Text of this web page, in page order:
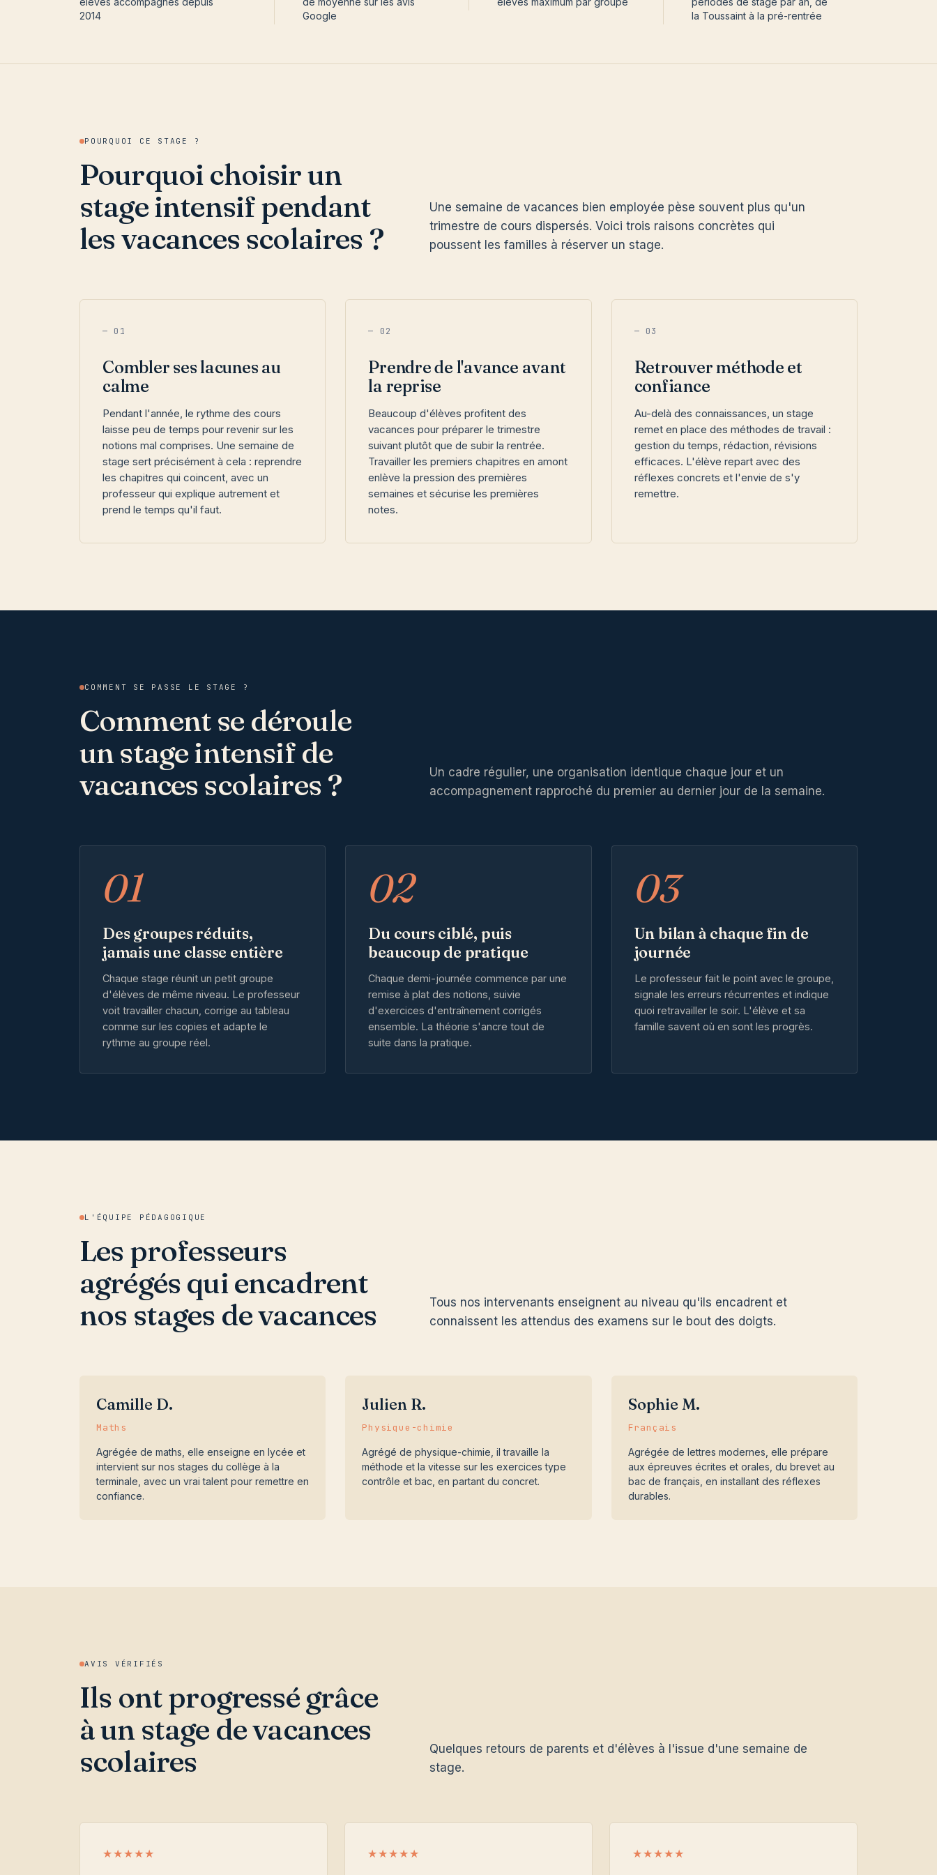
2014
Google
la Toussaint à la pré-rentrée
POURQUOI CE STAGE ?
Pourquoi choisir un
stage intensif pendant
les vacances scolaires ?
Une semaine de vacances bien employée pèse souvent plus qu'un
trimestre de cours dispersés. Voici trois raisons concrètes qui
poussent les familles à réserver un stage.
— 01
Combler ses lacunes au
calme
Pendant l'année, le rythme des cours
laisse peu de temps pour revenir sur les
notions mal comprises. Une semaine de
stage sert précisément à cela : reprendre
les chapitres qui coincent, avec un
professeur qui explique autrement et
prend le temps qu'il faut.
— 02
Prendre de l'avance avant
la reprise
Beaucoup d'élèves profitent des
vacances pour préparer le trimestre
suivant plutôt que de subir la rentrée.
Travailler les premiers chapitres en amont
enlève la pression des premières
semaines et sécurise les premières
notes.
— 03
Retrouver méthode et
confiance
Au-delà des connaissances, un stage
remet en place des méthodes de travail :
gestion du temps, rédaction, révisions
efficaces. L'élève repart avec des
réflexes concrets et l'envie de s'y
remettre.
COMMENT SE PASSE LE STAGE ?
Comment se déroule
un stage intensif de
vacances scolaires ?
Un cadre régulier, une organisation identique chaque jour et un
accompagnement rapproché du premier au dernier jour de la semaine.
01
Des groupes réduits,
jamais une classe entière
Chaque stage réunit un petit groupe
d'élèves de même niveau. Le professeur
voit travailler chacun, corrige au tableau
comme sur les copies et adapte le
rythme au groupe réel.
02
Du cours ciblé, puis
beaucoup de pratique
Chaque demi-journée commence par une
remise à plat des notions, suivie
d'exercices d'entraînement corrigés
ensemble. La théorie s'ancre tout de
suite dans la pratique.
03
Un bilan à chaque fin de
journée
Le professeur fait le point avec le groupe,
signale les erreurs récurrentes et indique
quoi retravailler le soir. L'élève et sa
famille savent où en sont les progrès.
L'ÉQUIPE PÉDAGOGIQUE
Les professeurs
agrégés qui encadrent
nos stages de vacances
Tous nos intervenants enseignent au niveau qu'ils encadrent et
connaissent les attendus des examens sur le bout des doigts.
Camille D.
Maths
Agrégée de maths, elle enseigne en lycée et
intervient sur nos stages du collège à la
terminale, avec un vrai talent pour remettre en
confiance.
Julien R.
Physique-chimie
Agrégé de physique-chimie, il travaille la
méthode et la vitesse sur les exercices type
contrôle et bac, en partant du concret.
Sophie M.
Français
Agrégée de lettres modernes, elle prépare
aux épreuves écrites et orales, du brevet au
bac de français, en installant des réflexes
durables.
AVIS VÉRIFIÉS
Ils ont progressé grâce
à un stage de vacances
scolaires
Quelques retours de parents et d'élèves à l'issue d'une semaine de
stage.
★★★★★ ★★★★★ ★★★★★